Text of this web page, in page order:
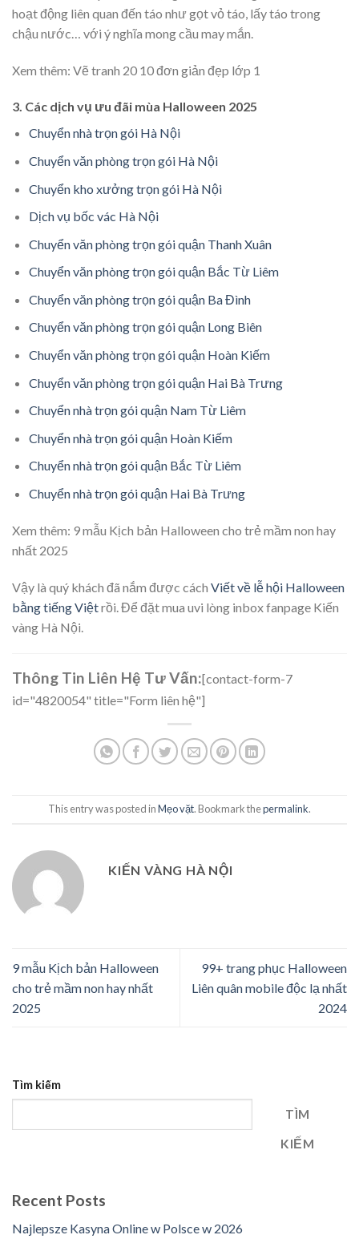
hoạt động liên quan đến táo như gọt vỏ táo, lấy táo trong
chậu nước… với ý nghĩa mong cầu may mắn.
Xem thêm: Vẽ tranh 20 10 đơn giản đẹp lớp 1
3. Các dịch vụ ưu đãi mùa Halloween 2025
Chuyển nhà trọn gói Hà Nội
Chuyển văn phòng trọn gói Hà Nội
Chuyển kho xưởng trọn gói Hà Nội
Dịch vụ bốc vác Hà Nội
Chuyển văn phòng trọn gói quận Thanh Xuân
Chuyển văn phòng trọn gói quận Bắc Từ Liêm
Chuyển văn phòng trọn gói quận Ba Đình
Chuyển văn phòng trọn gói quận Long Biên
Chuyển văn phòng trọn gói quận Hoàn Kiếm
Chuyển văn phòng trọn gói quận Hai Bà Trưng
Chuyển nhà trọn gói quận Nam Từ Liêm
Chuyển nhà trọn gói quận Hoàn Kiếm
Chuyển nhà trọn gói quận Bắc Từ Liêm
Chuyển nhà trọn gói quận Hai Bà Trưng
Xem thêm: 9 mẫu Kịch bản Halloween cho trẻ mầm non hay
nhất 2025
Vậy là quý khách đã nắm được cách Viết về lễ hội Halloween
bằng tiếng Việtrồi. Để đặt mua uvi lòng inbox fanpage Kiến
vàng Hà Nội.
Thông Tin Liên Hệ Tư Vấn:[contact-form-7
id="4820054" title="Form liên hệ"]
This entry was posted inMẹo vặt. Bookmark thepermalink.
KIẾN VÀNG HÀ NỘI
9 mẫu Kịch bản Halloween
cho trẻ mầm non hay nhất
2025
99+ trang phục Halloween
Liên quân mobile độc lạ nhất
2024
Tìm kiếm
TÌM
KIẾM
Recent Posts
Najlepsze Kasyna Online w Polsce w 2026